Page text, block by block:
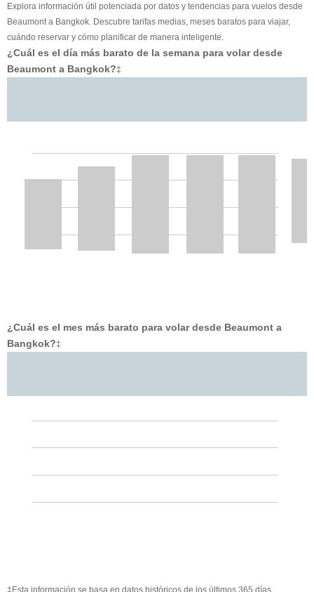
Explora información útil potenciada por datos y tendencias para vuelos desde
Beaumont a Bangkok. Descubre tarifas medias, meses baratos para viajar,
cuándo reservar y cómo planificar de manera inteligente.
¿Cuál es el día más barato de la semana para volar desde
Beaumont a Bangkok?‡
¿Cuál es el mes más barato para volar desde Beaumont a
Bangkok?‡